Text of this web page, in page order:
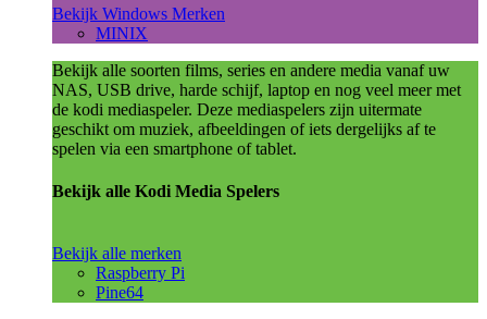
Bekijk Windows Merken
MINIX
Bekijk alle soorten films, series en andere media vanaf uw
NAS, USB drive, harde schijf, laptop en nog veel meer met
de kodi mediaspeler. Deze mediaspelers zijn uitermate
geschikt om muziek, afbeeldingen of iets dergelijks af te
spelen via een smartphone of tablet.
Bekijk alle Kodi Media Spelers
Bekijk alle merken
Raspberry Pi
Pine64